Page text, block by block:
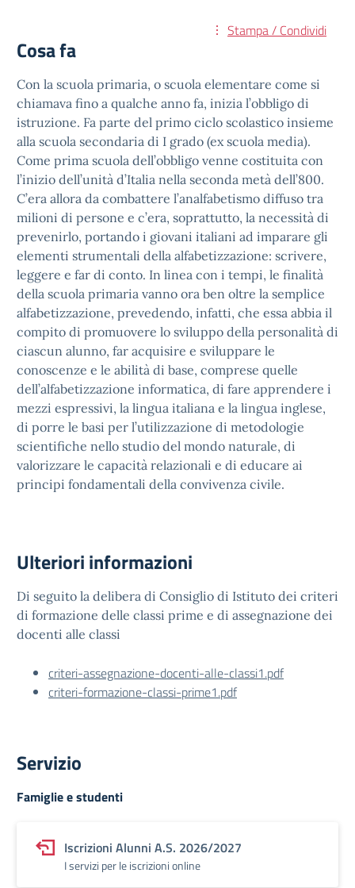
Stampa / Condividi
Cosa fa
Con la scuola primaria, o scuola elementare come si
chiamava fino a qualche anno fa, inizia l’obbligo di
istruzione. Fa parte del primo ciclo scolastico insieme
alla scuola secondaria di I grado (ex scuola media).
Come prima scuola dell’obbligo venne costituita con
l’inizio dell’unità d’Italia nella seconda metà dell’800.
C’era allora da combattere l’analfabetismo diffuso tra
milioni di persone e c’era, soprattutto, la necessità di
prevenirlo, portando i giovani italiani ad imparare gli
elementi strumentali della alfabetizzazione: scrivere,
leggere e far di conto. In linea con i tempi, le finalità
della scuola primaria vanno ora ben oltre la semplice
alfabetizzazione, prevedendo, infatti, che essa abbia il
compito di promuovere lo sviluppo della personalità di
ciascun alunno, far acquisire e sviluppare le
conoscenze e le abilità di base, comprese quelle
dell’alfabetizzazione informatica, di fare apprendere i
mezzi espressivi, la lingua italiana e la lingua inglese,
di porre le basi per l’utilizzazione di metodologie
scientifiche nello studio del mondo naturale, di
valorizzare le capacità relazionali e di educare ai
principi fondamentali della convivenza civile.
Ulteriori informazioni
Di seguito la delibera di Consiglio di Istituto dei criteri
di formazione delle classi prime e di assegnazione dei
docenti alle classi
criteri-assegnazione-docenti-alle-classi1.pdf
criteri-formazione-classi-prime1.pdf
Servizio
Famiglie e studenti
Iscrizioni Alunni A.S. 2026/2027
I servizi per le iscrizioni online